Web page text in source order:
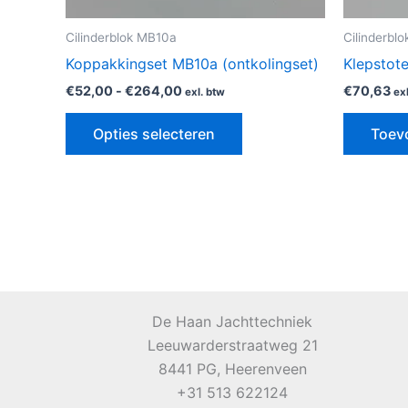
Cilinderblok MB10a
Koppakkingset MB10a (ontkolingset)
€52,00 - €264,00 exl. btw
Opties selecteren
productpagina
€70,63
De Haan Jachttechniek
Leeuwarderstraatweg 21
8441 PG, Heerenveen
+31 513 622124